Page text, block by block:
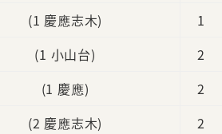
(1 慶應志木) 1
(1 小山台) 2
(1 慶應) 2
(2 慶應志木) 2